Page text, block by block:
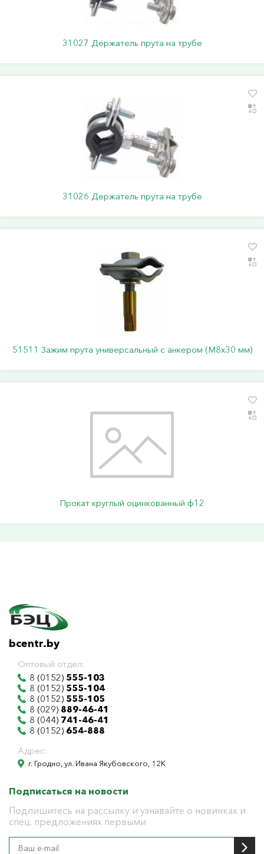
31027 Держатель прута на трубе
31026 Держатель прута на трубе
51511 Зажим прута универсальный с анкером (M8x30 мм)
Прокат круглый оцинкованный ф12
bcentr.by
Оптовый отдел:
8 (0152) 555-103
8 (0152) 555-104
8 (0152) 555-105
8 (029) 889-46-41
8 (044) 741-46-41
8 (0152) 654-888
Адрес:
г. Гродно, ул. Ивана Якубовского, 12К
Подписаться на новости
Подпишитесь на рассылку и узнавайте о новинках и
спец. предложениях первыми